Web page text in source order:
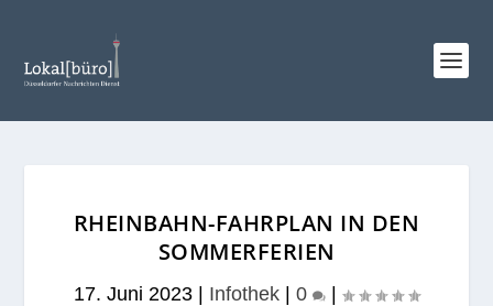
RHEINBAHN-FAHRPLAN IN DEN
SOMMERFERIEN
17. Juni 2023 Infothek 0